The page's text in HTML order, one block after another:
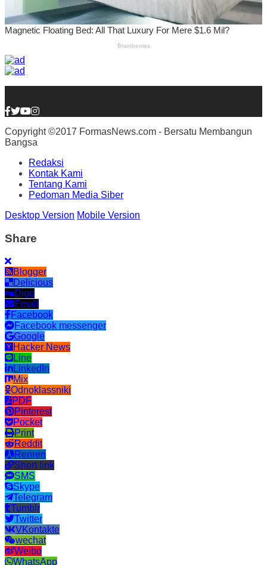
Copyright ©2017 FormasNews.com - Bersatu Membangun
Bangsa
Redaksi
Kontak Kami
Tentang Kami
Pedoman Media Siber
Desktop Version Mobile Version
Share
Blogger
Delicious
Digg
Email
Facebook
Facebook messenger
Google
Hacker News
Line
LinkedIn
Mix
Odnoklassniki
PDF
Pinterest
Pocket
Print
Reddit
Renren
Short link
SMS
Skype
Telegram
Tumblr
Twitter
VKontakte
wechat
Weibo
WhatsApp